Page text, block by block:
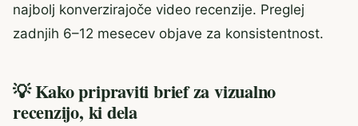
najbolj konverzirajoče video recenzije. Preglej
zadnjih 6–12 mesecev objave za konsistentnost.
💡 Kako pripraviti brief za vizualno
recenzijo, ki dela